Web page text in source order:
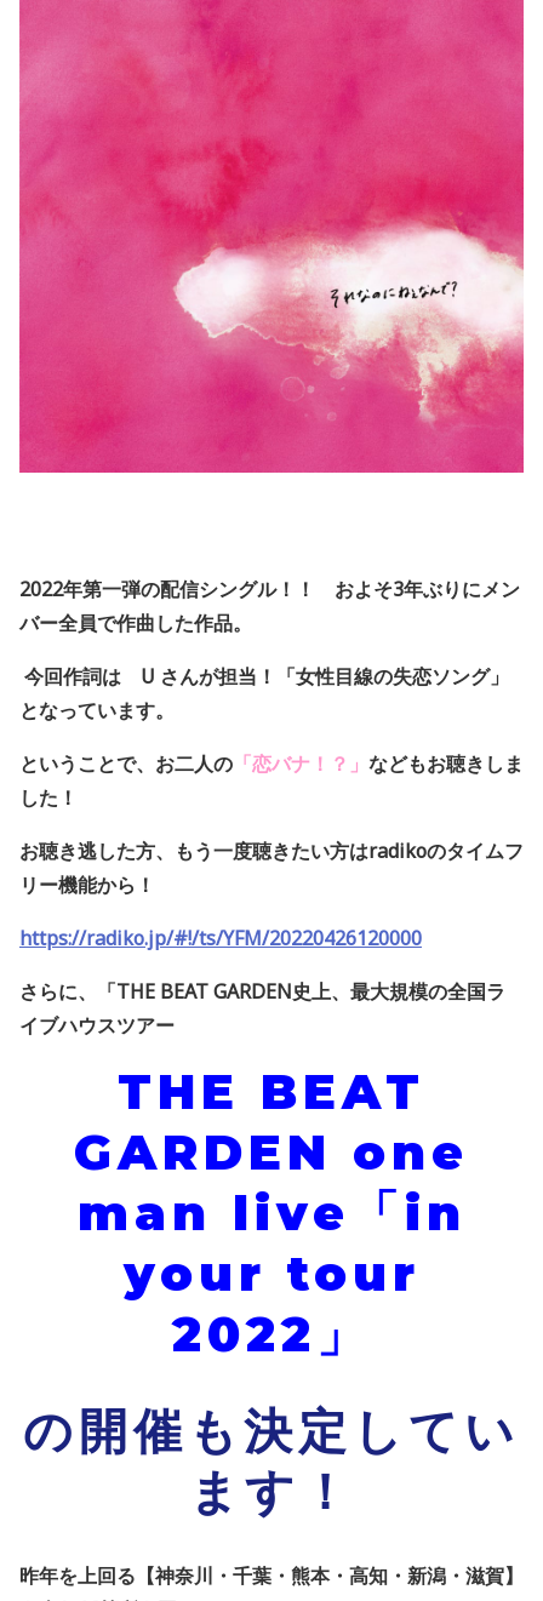
2022年第一弾の配信シングル！！ およそ3年ぶりにメン
バー全員で作曲した作品。
今回作詞は U さんが担当！「女性目線の失恋ソング」
となっています。
ということで、お二人の 「恋バナ！？」 などもお聴きしま
した！
お聴き逃した方、もう一度聴きたい方はradikoのタイムフ
リー機能から！
https://radiko.jp/#!/ts/YFM/20220426120000
さらに、
「THE BEAT GARDEN史上、最大規模の全国ラ
イブハウスツアー
THE BEAT
GARDEN one
man live 「in
your tour
2022」
の開催も決定してい
ます！
昨年を上回る【神奈川・千葉・熊本・高知・新潟・滋賀】